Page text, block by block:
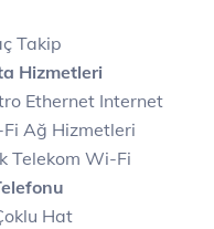
Takip
Hizmetleri
Ethernet Internet
Ağ Hizmetleri
Telekom Wi-Fi
Hat